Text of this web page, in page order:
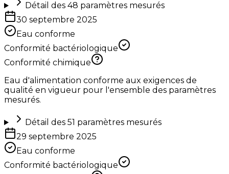
Détail des 48 paramètres mesurés
30 septembre 2025
Eau conforme
Conformité bactériologique
Conformité chimique
Eau d'alimentation conforme aux exigences de
qualité en vigueur pour l'ensemble des paramètres
mesurés.
Détail des 51 paramètres mesurés
29 septembre 2025
Eau conforme
Conformité bactériologique